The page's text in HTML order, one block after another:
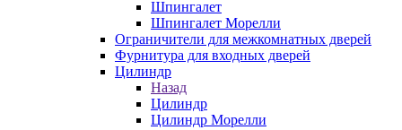
Шпингалет
Шпингалет Морелли
Ограничители для межкомнатных дверей
Фурнитура для входных дверей
Цилиндр
Назад
Цилиндр
Цилиндр Морелли